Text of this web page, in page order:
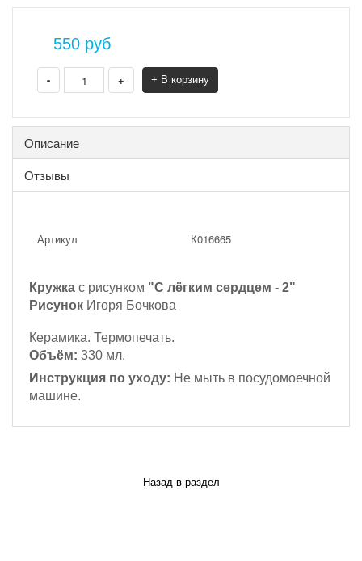
550 руб
- + + В корзину
Описание
Отзывы
Артикул К016665
Кружка с рисунком "С лёгким сердцем - 2"
Рисунок Игоря Бочкова
Керамика. Термопечать.
Объём: 330 мл.
Инструкция по уходу: Не мыть в посудомоечной
машине.
Назад в раздел